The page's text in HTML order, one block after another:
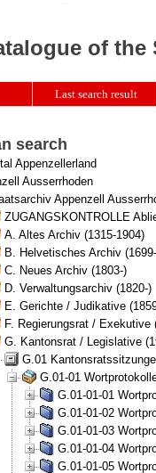
search
Appenzellerland
Ausserrhoden
Appenzell
ZUGANGSKONTROLLE
A. Altes Archiv (1315-1904)
B. Helvetisches Archiv
C. Neues Archiv (1803-)
D. Verwaltungsarchiv (1820-)
E. Gerichte / Judikative
F. Regierungsrat / Exekutive
G. Kantonsrat / Legislative
G.01
G.01-01
G.01-01-01
G.01-01-02
G.01-01-03
G.01-01-04
G.01-01-05
of the
Last search result